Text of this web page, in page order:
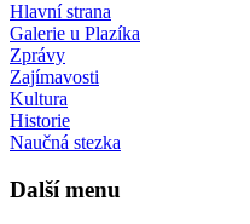
Hlavní strana
Galerie u Plazíka
Zprávy
Zajímavosti
Kultura
Historie
Naučná stezka
Další menu